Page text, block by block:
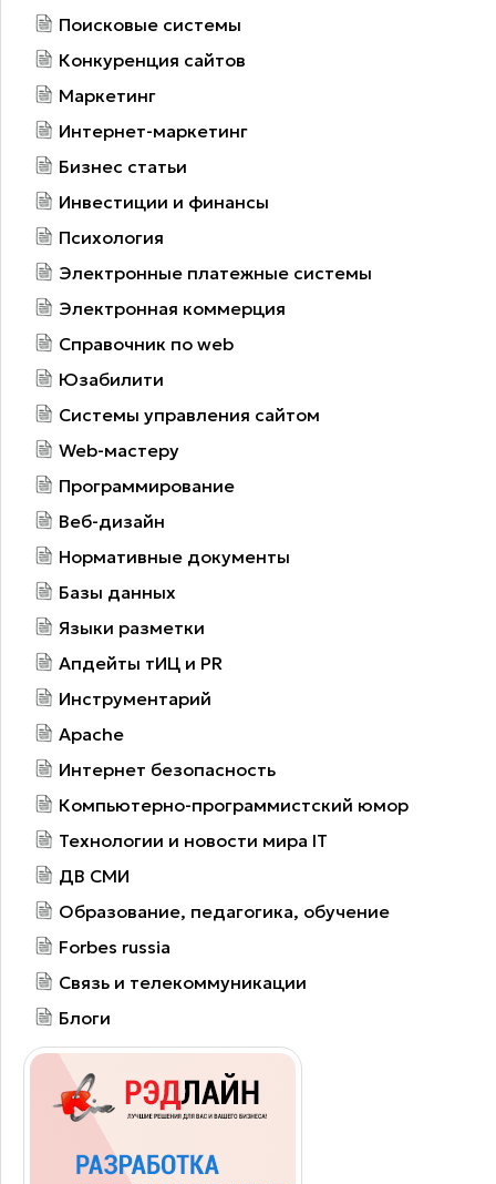
Поисковые системы
Конкуренция сайтов
Маркетинг
Интернет-маркетинг
Бизнес статьи
Инвестиции и финансы
Психология
Электронные платежные системы
Электронная коммерция
Справочник по web
Юзабилити
Системы управления сайтом
Web-мастеру
Программирование
Веб-дизайн
Нормативные документы
Базы данных
Языки разметки
Апдейты тИЦ и PR
Инструментарий
Apache
Интернет безопасность
Компьютерно-программистский юмор
Технологии и новости мира IT
ДВ СМИ
Образование, педагогика, обучение
Forbes russia
Связь и телекоммуникации
Блоги